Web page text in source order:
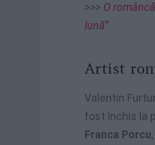
>>> O
lună”
Artist
Valentin
fost închis la
Franca Porcu